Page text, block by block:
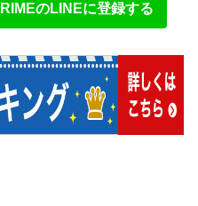
のLINEに登録する